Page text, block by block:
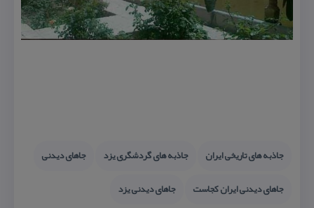
جاذبه های تاریخی ایران جاذبه های گردشگری یزد
جاهای دیدنی
جاهای دیدنی ایران كجاست
جاهای دیدنی یزد